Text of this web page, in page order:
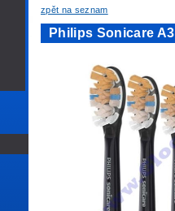
zpět na seznam
Philips Sonicare